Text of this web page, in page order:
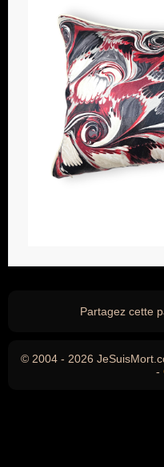
Partagez cette
© 2004 - 2026
-